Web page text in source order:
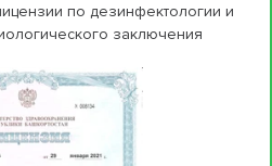
по дезинфектологии и
заключения